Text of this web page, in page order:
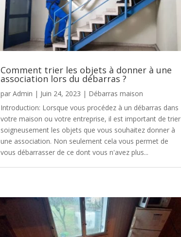
Comment trier les objets à donner à une
association lors du débarras ?
par Admin | Juin 24, 2023 | Débarras maison
Introduction: Lorsque vous procédez à un débarras dans
votre maison ou votre entreprise, il est important de trier
soigneusement les objets que vous souhaitez donner à
une association. Non seulement cela vous permet de
vous débarrasser de ce dont vous n'avez plus...